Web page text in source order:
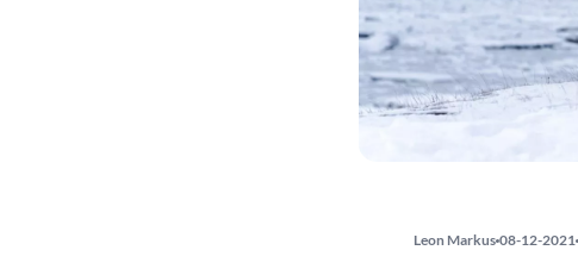
Leon Markus 08-12-2021